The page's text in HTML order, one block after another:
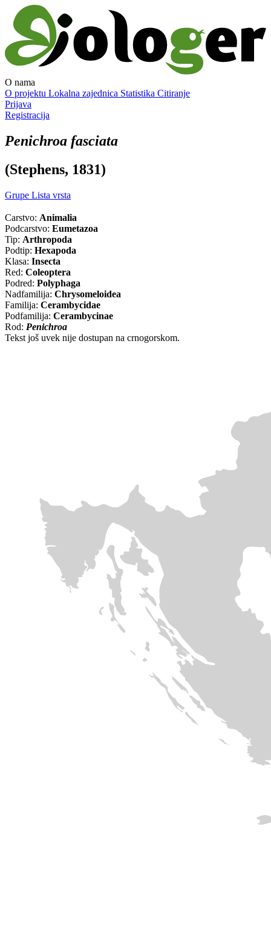
O nama
O projektu Lokalna zajednica Statistika Citiranje
Prijava
Registracija
Penichroa fasciata
(Stephens, 1831)
Grupe Lista vrsta
Carstvo: Animalia
Podcarstvo: Eumetazoa
Tip: Arthropoda
Podtip: Hexapoda
Klasa: Insecta
Red: Coleoptera
Podred: Polyphaga
Nadfamilija: Chrysomeloidea
Familija: Cerambycidae
Podfamilija: Cerambycinae
Rod: Penichroa
Tekst još uvek nije dostupan na crnogorskom.